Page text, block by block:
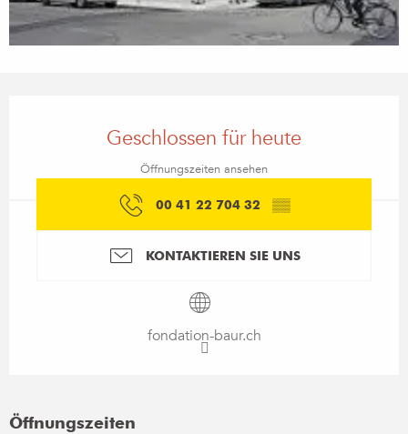
Geschlossen für heute
Öffnungszeiten ansehen
00 41 22 704 32 ▒▒
KONTAKTIEREN SIE UNS
fondation-baur.ch
Öffnungszeiten